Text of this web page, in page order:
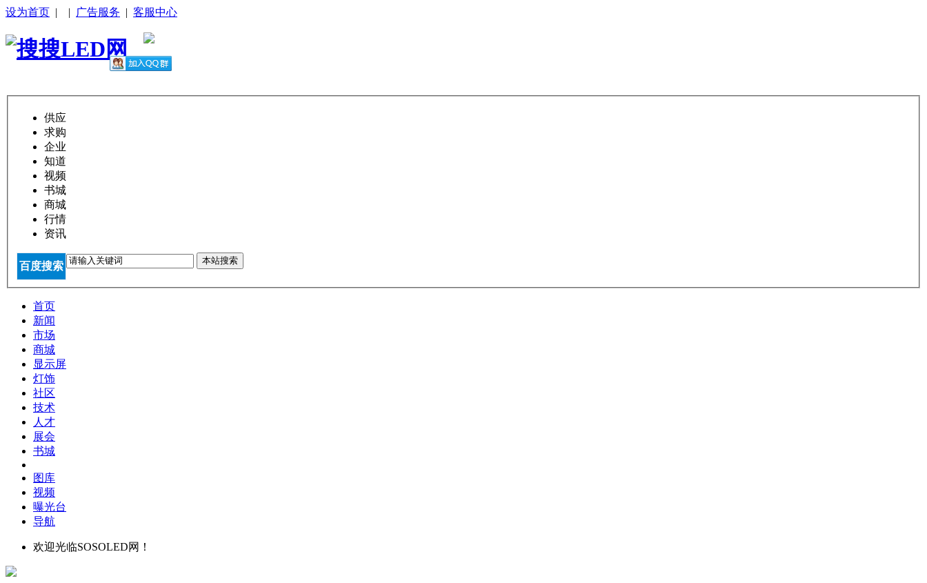
设为首页 | | 广告服务 | 客服中心
供应
求购
企业
知道
视频
书城
商城
行情
资讯
百度搜索 本站搜索
首页
新闻
市场
商城
显示屏
灯饰
社区
技术
人才
展会
书城
图库
视频
曝光台
导航
欢迎光临SOSOLED网！